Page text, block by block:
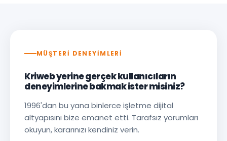
MÜŞTERİ DENEYİMLERİ
Kriweb yerine gerçek kullanıcıların
deneyimlerine bakmak ister misiniz?
1996'dan bu yana binlerce işletme dijital
altyapısını bize emanet etti. Tarafsız yorumları
okuyun, kararınızı kendiniz verin.